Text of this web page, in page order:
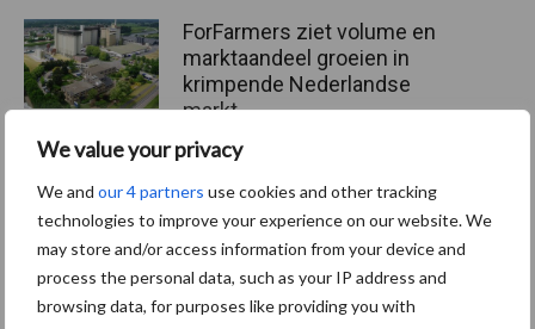
We value your privacy
We and our 4 partners use cookies and other tracking
technologies to improve your experience on our website. We
may store and/or access information from your device and
process the personal data, such as your IP address and
browsing data, for purposes like providing you with
ForFarmers ziet volume en
marktaandeel groeien in
krimpende Nederlandse
markt
Tien praktische tips voor
een langere levensduur